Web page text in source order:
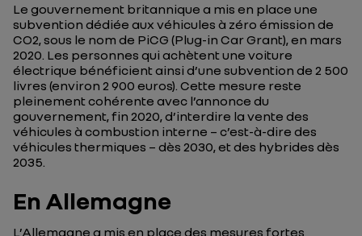
Le gouvernement britannique a mis en place une
subvention dédiée aux véhicules à zéro émission de
CO2, sous le nom de PiCG (Plug-in Car Grant), en mars
2020. Les personnes qui achètent une voiture
électrique bénéficient ainsi d’une subvention de 2 500
livres (environ 2 900 euros). Cette mesure reste
pleinement cohérente avec l’annonce du
gouvernement, fin 2020, d’interdire la vente des
véhicules à combustion interne – c’est-à-dire des
véhicules thermiques – dès 2030, et des hybrides dès
2035.
En Allemagne
L’Allemagne a mis en place des mesures fortes